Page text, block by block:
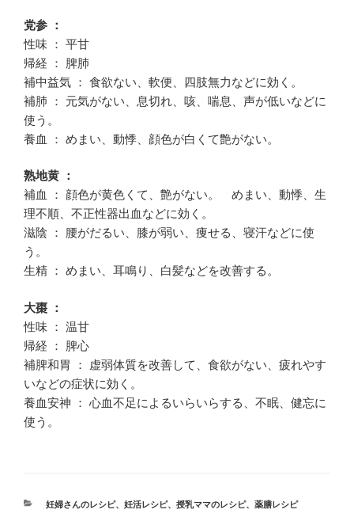
党参 ：
性味 ： 平甘
帰経 ： 脾肺
補中益気 ： 食欲ない、軟便、四肢無力などに効く。
補肺 ： 元気がない、息切れ、咳、喘息、声が低いなどに
使う。
養血 ： めまい、動悸、顔色が白くて艶がない。
熟地黄 ：
補血 ： 顔色が黄色くて、艶がない。 めまい、動悸、生
理不順、不正性器出血などに効く。
滋陰 ： 腰がだるい、膝が弱い、痩せる、寝汗などに使
う。
生精 ： めまい、耳鳴り、白髪などを改善する。
大棗 ：
性味 ： 温甘
帰経 ： 脾心
補脾和胃 ： 虚弱体質を改善して、食欲がない、疲れやす
いなどの症状に効く。
養血安神 ： 心血不足によるいらいらする、不眠、健忘に
使う。
カ
妊婦さんのレシピ、 妊活レシピ、 授乳ママのレシピ、 薬膳レシピ